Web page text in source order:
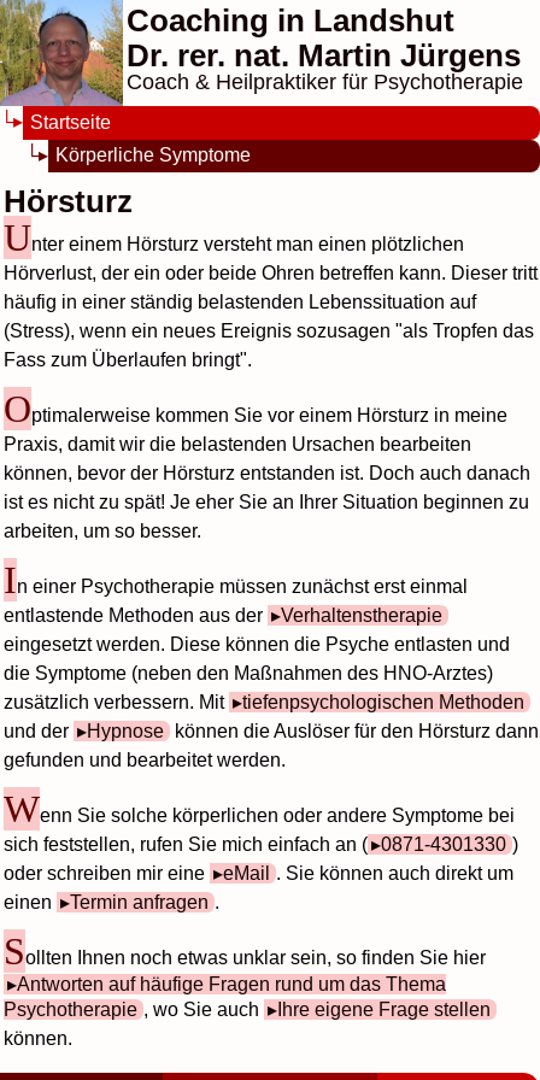
Coaching in Landshut
Dr. rer. nat. Martin Jürgens
Coach & Heilpraktiker für Psychotherapie
Startseite
Körperliche Symptome
Hörsturz
Unter einem Hörsturz versteht man einen plötzlichen
Hörverlust, der ein oder beide Ohren betreffen kann. Dieser tritt
häufig in einer ständig belastenden Lebenssituation auf
(Stress), wenn ein neues Ereignis sozusagen "als Tropfen das
Fass zum Überlaufen bringt".
Optimalerweise kommen Sie vor einem Hörsturz in meine
Praxis, damit wir die belastenden Ursachen bearbeiten
können, bevor der Hörsturz entstanden ist. Doch auch danach
ist es nicht zu spät! Je eher Sie an Ihrer Situation beginnen zu
arbeiten, um so besser.
In einer Psychotherapie müssen zunächst erst einmal
entlastende Methoden aus der
Verhaltenstherapie
eingesetzt werden. Diese können die Psyche entlasten und
die Symptome (neben den Maßnahmen des HNO-Arztes)
zusätzlich verbessern. Mit
tiefenpsychologischen Methoden
und der
Hypnose
können die Auslöser für den Hörsturz dann
gefunden und bearbeitet werden.
Wenn Sie solche körperlichen oder andere Symptome bei
sich feststellen, rufen Sie mich einfach an (
0871-4301330 )
oder schreiben mir eine
eMail
. Sie können auch direkt um
einen
Termin anfragen .
Sollten Ihnen noch etwas unklar sein, so finden Sie hier
Antworten auf häufige Fragen rund um das Thema
Psychotherapie , wo Sie auch
Ihre eigene Frage stellen
können.